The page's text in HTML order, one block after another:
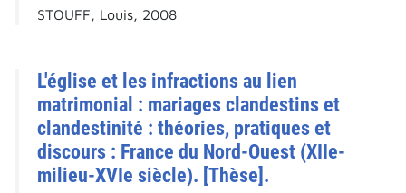
STOUFF, Louis, 2008
L'église et les infractions au lien
matrimonial : mariages clandestins et
clandestinité : théories, pratiques et
discours : France du Nord-Ouest (XIIe-
milieu-XVIe siècle). [Thèse].